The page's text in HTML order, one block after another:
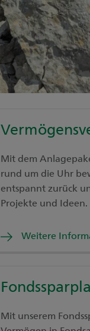
Mit dem
rund um die Uhr
entspannt zurück
Projekte und Ideen.
Weitere
Mit unserem